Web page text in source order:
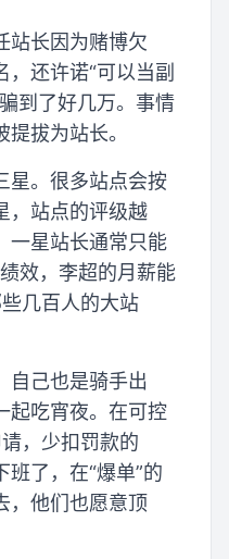
站长因为赌博欠
还许诺“可以当副
到了好几万。事情
拔为站长。
星。很多站点会按
，站点的评级越
一星站长通常只能
效，李超的月薪能
几百人的大站
自己也是骑手出
起吃宵夜。在可控
，少扣罚款的
了，在“爆单”的
，他们也愿意顶